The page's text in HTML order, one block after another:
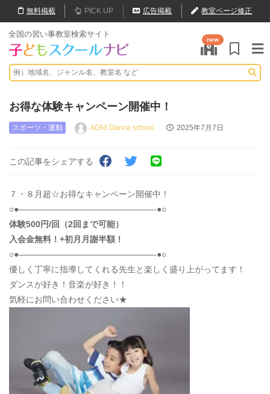
無料掲載 PICK UP 広告掲載 教室ページ修正
全国の習い事教室検索サイト
new
お得な体験キャンペーン開催中！
スポーツ・運動 AGNI Dance school 2025年7月7日
この記事をシェアする
７・８月超☆お得なキャンペーン開催中！
○●————————————————-●○
体験500円/回（2回まで可能）
入会金無料！+初月月謝半額！
○●————————————————-●○
優しく丁寧に指導してくれる先生と楽しく盛り上がってます！
ダンスが好き！音楽が好き！！
気軽にお問い合わせください★